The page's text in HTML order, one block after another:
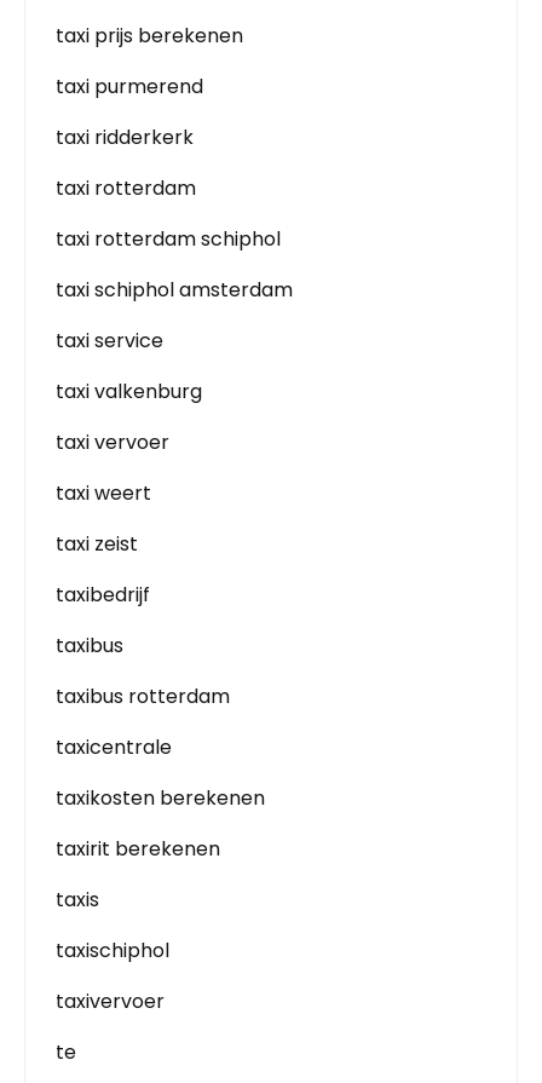
taxi prijs berekenen
taxi purmerend
taxi ridderkerk
taxi rotterdam
taxi rotterdam schiphol
taxi schiphol amsterdam
taxi service
taxi valkenburg
taxi vervoer
taxi weert
taxi zeist
taxibedrijf
taxibus
taxibus rotterdam
taxicentrale
taxikosten berekenen
taxirit berekenen
taxis
taxischiphol
taxivervoer
te